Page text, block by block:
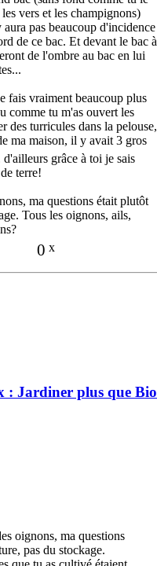
vers et les champignons)
pas beaucoup d'incidence
de ce bac. Et devant le bac à
de l'ombre au bac en lui
fais vraiment beaucoup plus
comme tu m'as ouvert les
des turricules dans la pelouse,
ma maison, il y avait 3 gros
d'ailleurs grâce à toi je sais
terre!
ma questions était plutôt
Tous les oignons, ails,
0 x
: Jardiner plus que Bio
oignons, ma questions
pas du stockage.